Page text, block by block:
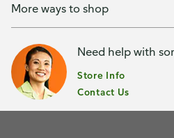
More ways to shop
Need help with
Store Info
Contact Us